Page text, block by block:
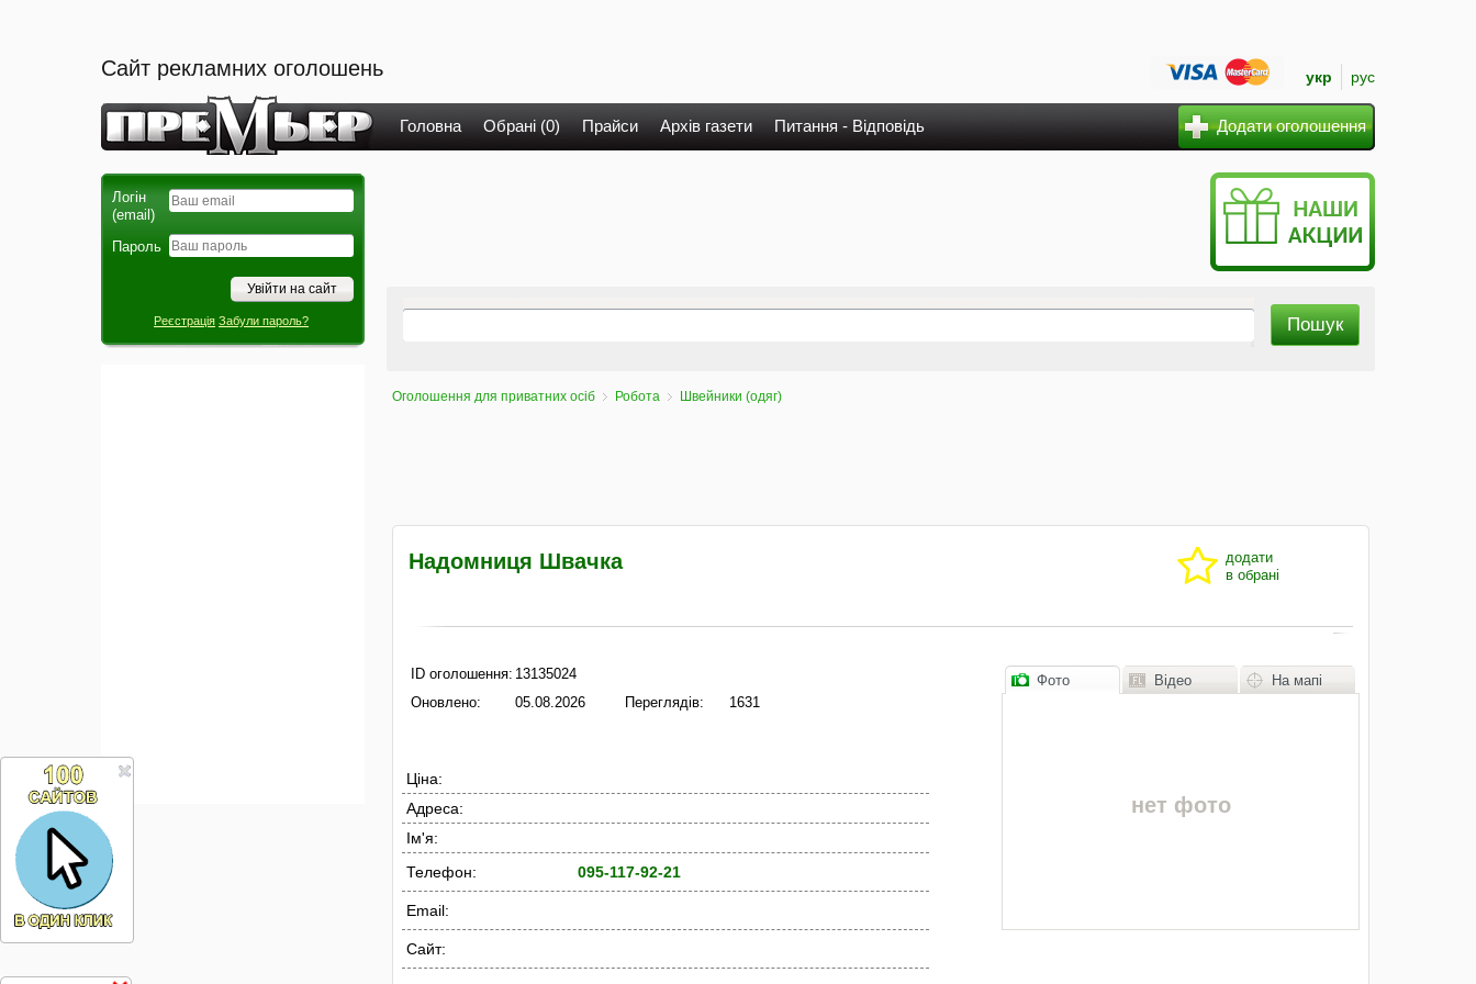
Сайт рекламних оголошень укр рус
Головна Обрані (0) Прайси Архів газети Питання - Відповідь Додати оголошення
Логін
(email)
Пароль
Реєстрація Забули пароль?
Оголошення для приватних осіб Робота Швейники (одяг)
Надомниця Швачка
додати
в обрані
ID оголошення: 13135024
Оновлено:
05.08.2026 Переглядів: 1631
Ціна:
Адреса:
Ім'я:
Телефон:
095-117-92-21
Email:
Сайт:
Фото Відео На мапі
нет фото